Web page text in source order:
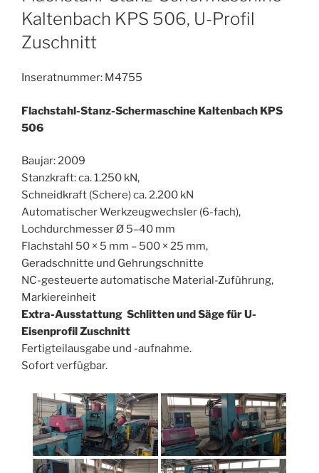
Kaltenbach KPS 506, U-Profil
Zuschnitt
Inseratnummer: M4755
Flachstahl-Stanz-Schermaschine Kaltenbach KPS
506
Baujar: 2009
Stanzkraft: ca. 1.250 kN,
Schneidkraft (Schere) ca. 2.200 kN
Automatischer Werkzeugwechsler (6-fach),
Lochdurchmesser Ø 5–40 mm
Flachstahl 50 × 5 mm – 500 × 25 mm,
Geradschnitte und Gehrungschnitte
NC-gesteuerte automatische Material-Zuführung,
Markiereinheit
Extra-Ausstattung Schlitten und Säge für U-
Eisenprofil Zuschnitt
Fertigteilausgabe und -aufnahme.
Sofort verfügbar.